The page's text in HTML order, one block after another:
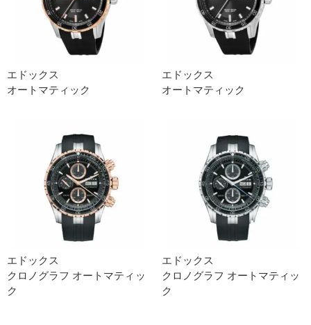
エドックス
オートマティック
エドックス
オートマティック
エドックス
クロノグラフ オートマティッ
ク
エドックス
クロノグラフ オートマティッ
ク